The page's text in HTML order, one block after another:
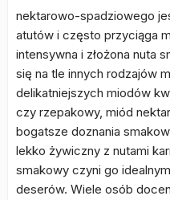
nektarowo-spadziowego
atutów i często przyciąga
intensywna i złożona nuta
się na tle innych rodzajów
delikatniejszych miodów
czy rzepakowy, miód
bogatsze doznania
lekko żywiczny z nutami
smakowy czyni go
deserów. Wiele osób